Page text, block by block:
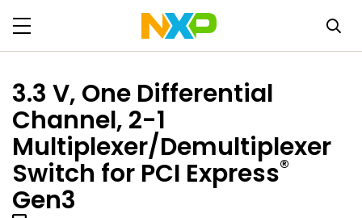
3.3 V, One Differential
Channel, 2-1
Multiplexer/Demultiplexer
Switch for PCI Express®
Gen3